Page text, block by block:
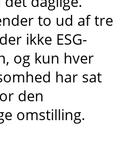
to ud af tre
ikke ESG-
og kun hver
har sat
den
omstilling.